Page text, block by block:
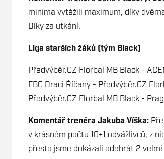
minima vytěžili maximum, díky
Díky za utkání.
Liga starších žáků (tým Black)
Předvýběr.CZ Florbal MB Black -
FBC Draci Říčany - Předvýběr.CZ
Předvýběr.CZ Florbal MB Black -
Komentář trenéra Jakuba Víška:
v krásném počtu 10+1 odvážlivců, z
přesto jsme dokázali odehrát 2